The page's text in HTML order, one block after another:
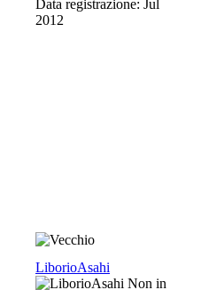
Data registrazione: Jul
2012
LiborioAsahi